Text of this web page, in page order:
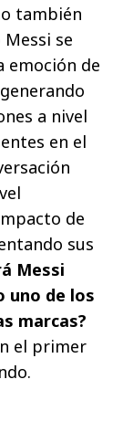
también
se
emoción de
a nivel
en el
de
sus
Messi
uno de los
marcas?
el primer